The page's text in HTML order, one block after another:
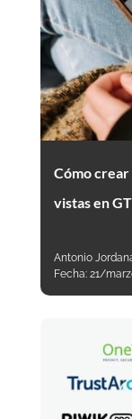
Cómo crear
vistas en
Antonio
Fecha: 21/